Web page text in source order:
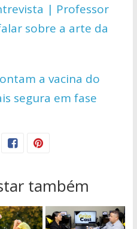
| Professor
sobre a arte da
a vacina do
segura em fase
também